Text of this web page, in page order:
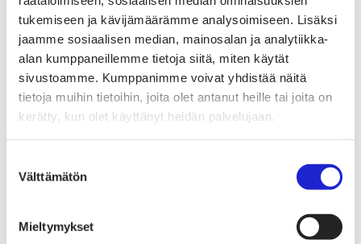
tukemiseen ja kävijämäärämme analysoimiseen. Lisäksi
jaamme sosiaalisen median, mainosalan ja analytiikka-
alan kumppaneillemme tietoja siitä, miten käytät
sivustoamme. Kumppanimme voivat yhdistää näitä
tietoja muihin tietoihin, joita olet antanut heille tai joita on
kerätty, kun olet käyttänyt heidän palvelujaan.
valinta
Välttämätön
Mieltymykset
Liiton säännöt
Suomen Tekstiili & Muoti 120 vuotta
Laskutusosoite
Mediapankki
Tilastoja Suomen Tekstiili & Muoti ry:stä ja sen
jäsenistä
Tietosuojaseloste
Alan yritykset Suomessa – tutustu jäseniimme